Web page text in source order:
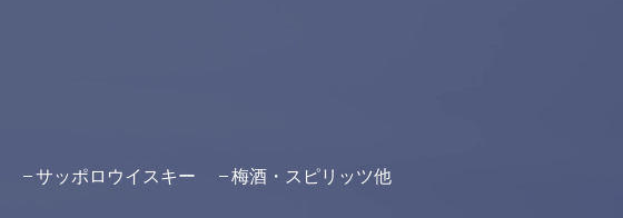
サッポロウイスキー 梅酒・スピリッツ他